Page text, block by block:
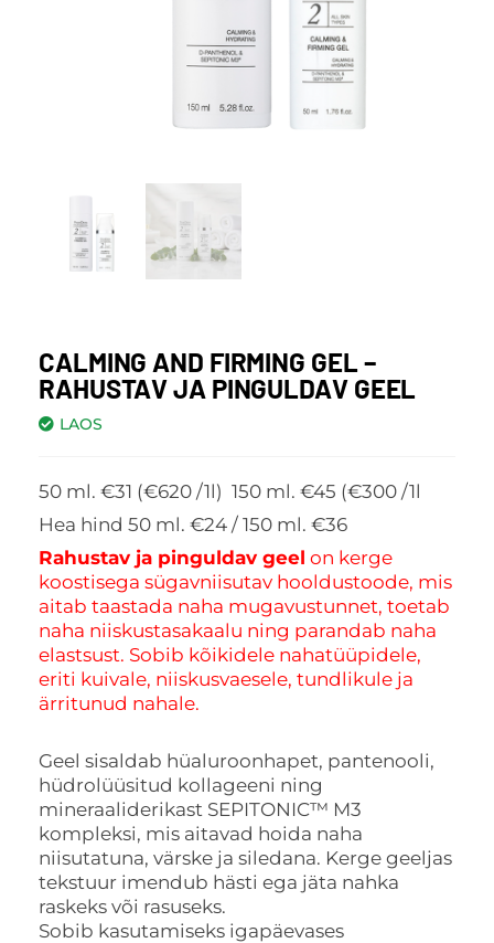
CALMING AND FIRMING GEL –
RAHUSTAV JA PINGULDAV GEEL
LAOS
50 ml. €31 (€620 /1l) 150 ml. €45 (€300 /1l
Hea hind 50 ml. €24 / 150 ml. €36
Rahustav ja pinguldav geel on kerge
koostisega sügavniisutav hooldustoode, mis
aitab taastada naha mugavustunnet, toetab
naha niiskustasakaalu ning parandab naha
elastsust. Sobib kõikidele nahatüüpidele,
eriti kuivale, niiskusvaesele, tundlikule ja
ärritunud nahale.
Geel sisaldab hüaluroonhapet, pantenooli,
hüdrolüüsitud kollageeni ning
mineraaliderikast SEPITONIC™ M3
kompleksi, mis aitavad hoida naha
niisutatuna, värske ja siledana. Kerge geeljas
tekstuur imendub hästi ega jäta nahka
raskeks või rasuseks.
Sobib kasutamiseks igapäevases